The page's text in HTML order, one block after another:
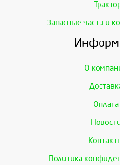
Запасные части и
О
Оплата
Новости
Политика